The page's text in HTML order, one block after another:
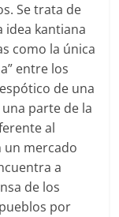
Se trata de
idea kantiana
como la única
entre los
de una
parte de la
al
un mercado
a
de los
por